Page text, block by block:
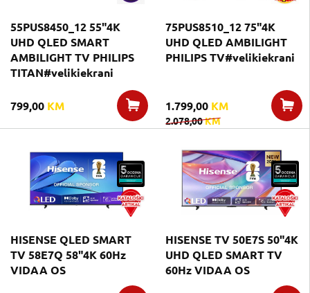
55PUS8450_12 55"4K
UHD QLED SMART
AMBILIGHT TV PHILIPS
TITAN#velikiekrani
799,00 KM
75PUS8510_12 75"4K
UHD QLED AMBILIGHT
PHILIPS TV#velikiekrani
1.799,00 KM
2.078,00KM
HISENSE QLED SMART
TV 58E7Q 58"4K 60Hz
VIDAA OS
HISENSE TV 50E7S 50"4K
UHD QLED SMART TV
60Hz VIDAA OS